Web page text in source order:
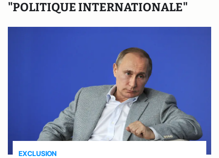
"POLITIQUE INTERNATIONALE"
EXCLUSION